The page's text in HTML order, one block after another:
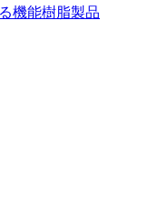
機能樹脂製品